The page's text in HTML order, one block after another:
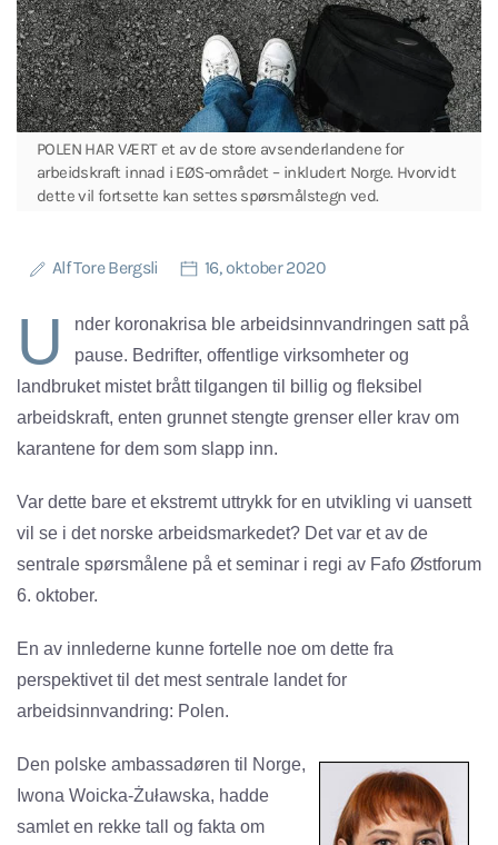
POLEN HAR VÆRT et av de store avsenderlandene for
arbeidskraft innad i EØS-området – inkludert Norge. Hvorvidt
dette vil fortsette kan settes spørsmålstegn ved.
Alf Tore Bergsli 16, oktober 2020
U
nder koronakrisa ble arbeidsinnvandringen satt på
pause. Bedrifter, offentlige virksomheter og
landbruket mistet brått tilgangen til billig og fleksibel
arbeidskraft, enten grunnet stengte grenser eller krav om
karantene for dem som slapp inn.
Var dette bare et ekstremt uttrykk for en utvikling vi uansett
vil se i det norske arbeidsmarkedet? Det var et av de
sentrale spørsmålene på et seminar i regi av Fafo Østforum
6. oktober.
En av innlederne kunne fortelle noe om dette fra
perspektivet til det mest sentrale landet for
arbeidsinnvandring: Polen.
Den polske ambassadøren til Norge,
Iwona Woicka-Żuławska, hadde
samlet en rekke tall og fakta om